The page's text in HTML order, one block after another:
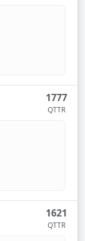
1777
QTTR
1621
QTTR